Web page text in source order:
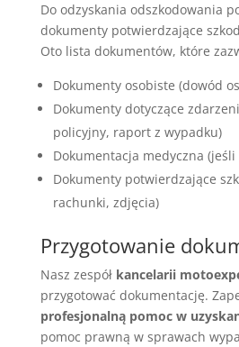
Do odzyskania odszkodowania
dokumenty potwierdzające
Oto lista dokumentów, które
Dokumenty osobiste (dowód
Dokumenty dotyczące
policyjny, raport z wypadku)
Dokumentacja medyczna (jeśli
Dokumenty potwierdzające
rachunki, zdjęcia)
Przygotowanie
Nasz zespół kancelarii
przygotować dokumentację.
profesjonalną pomoc w
pomoc prawną w sprawach